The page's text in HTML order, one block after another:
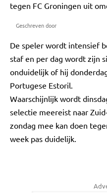
tegen FC Groningen uit
Geschreven door
De speler wordt intensief
staf en per dag wordt zijn
onduidelijk of hij
Portugese Estoril.
Waarschijnlijk wordt
selectie meereist naar
zondag mee kan doen
week pas duidelijk.